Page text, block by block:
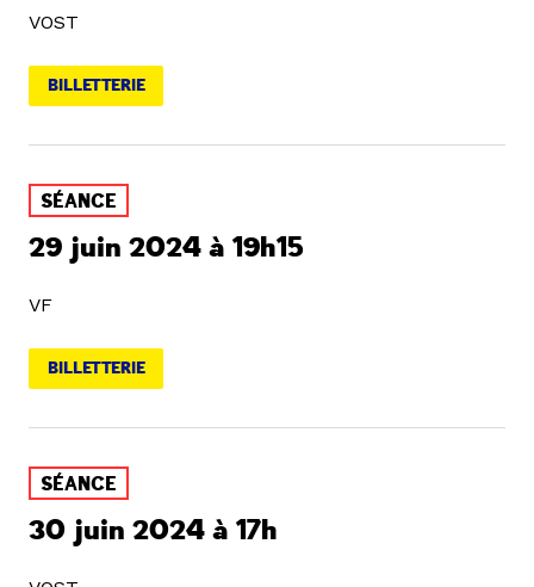
VOST
BILLETTERIE
SÉANCE
29 juin 2024 à 19h15
VF
BILLETTERIE
SÉANCE
30 juin 2024 à 17h